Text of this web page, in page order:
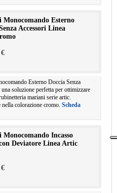
Monocomando Esterno
Accessori Linea
Esterno Doccia Senza
soluzione perfetta per ottimizzare
mariani serie artic.
colorazione cromo. Scheda
Incasso
Deviatore Linea Artic